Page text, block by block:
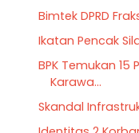
Bimtek DPRD
Ikatan Pencak
BPK Temukan
Karawa...
Skandal